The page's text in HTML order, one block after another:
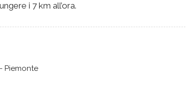
i 7 km all’ora.
Piemonte